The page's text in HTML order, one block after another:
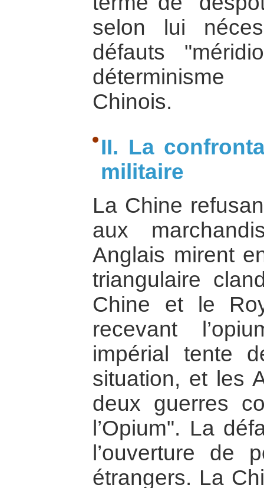
selon lui
défauts
déterminisme
Chinois.
II. La
militaire
La Chine
aux
Anglais mirent
triangulaire
Chine et le
recevant
impérial tente
situation, et les
deux guerres
l’Opium". La
l’ouverture de
étrangers. La